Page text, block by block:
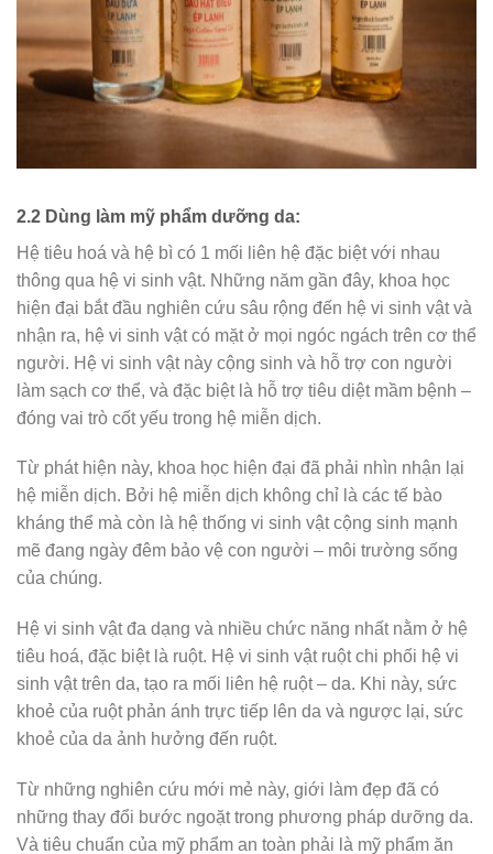
2.2 Dùng làm mỹ phẩm dưỡng da:
Hệ tiêu hoá và hệ bì có 1 mối liên hệ đặc biệt với nhau
thông qua hệ vi sinh vật. Những năm gần đây, khoa học
hiện đại bắt đầu nghiên cứu sâu rộng đến hệ vi sinh vật và
nhận ra, hệ vi sinh vật có mặt ở mọi ngóc ngách trên cơ thể
người. Hệ vi sinh vật này cộng sinh và hỗ trợ con người
làm sạch cơ thể, và đặc biệt là hỗ trợ tiêu diệt mầm bệnh –
đóng vai trò cốt yếu trong hệ miễn dịch.
Từ phát hiện này, khoa học hiện đại đã phải nhìn nhận lại
hệ miễn dịch. Bởi hệ miễn dịch không chỉ là các tế bào
kháng thể mà còn là hệ thống vi sinh vật cộng sinh mạnh
mẽ đang ngày đêm bảo vệ con người – môi trường sống
của chúng.
Hệ vi sinh vật đa dạng và nhiều chức năng nhất nằm ở hệ
tiêu hoá, đặc biệt là ruột. Hệ vi sinh vật ruột chi phối hệ vi
sinh vật trên da, tạo ra mối liên hệ ruột – da. Khi này, sức
khoẻ của ruột phản ánh trực tiếp lên da và ngược lại, sức
khoẻ của da ảnh hưởng đến ruột.
Từ những nghiên cứu mới mẻ này, giới làm đẹp đã có
những thay đổi bước ngoặt trong phương pháp dưỡng da.
Và tiêu chuẩn của mỹ phẩm an toàn phải là mỹ phẩm ăn